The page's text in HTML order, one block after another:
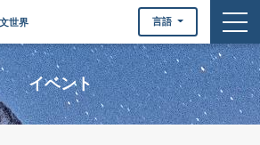
世界 言語
イベント